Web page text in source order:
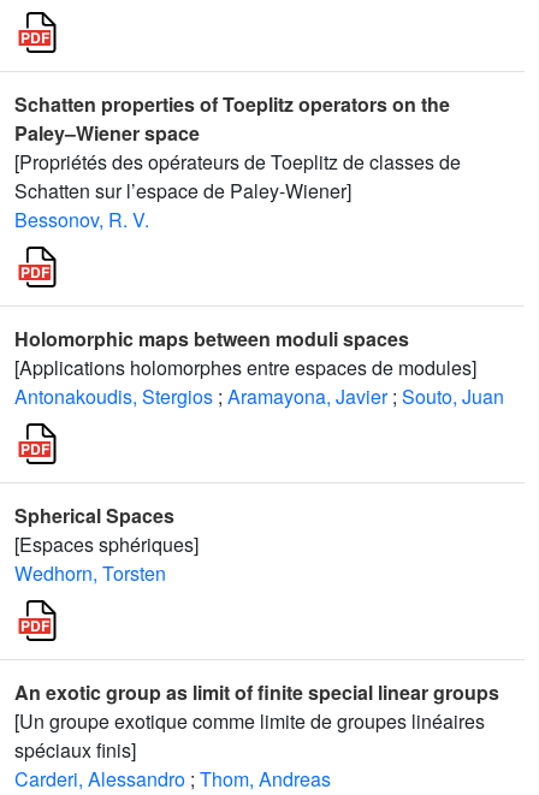
Schatten properties of Toeplitz operators on the
Paley–Wiener space
[Propriétés des opérateurs de Toeplitz de classes de
Schatten sur l’espace de Paley-Wiener]
Bessonov, R. V.
Holomorphic maps between moduli spaces
[Applications holomorphes entre espaces de modules]
Antonakoudis, Stergios ; Aramayona, Javier ; Souto, Juan
Spherical Spaces
[Espaces sphériques]
Wedhorn, Torsten
An exotic group as limit of finite special linear groups
[Un groupe exotique comme limite de groupes linéaires
spéciaux finis]
Carderi, Alessandro ; Thom, Andreas